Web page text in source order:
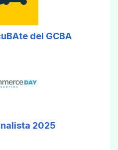
del GCBA
2025